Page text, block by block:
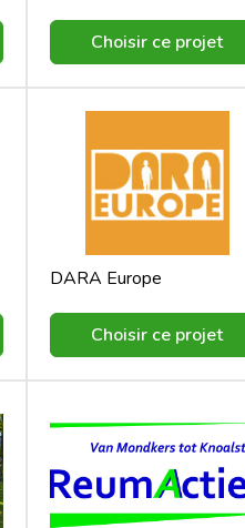
Choisir ce projet
DARA Europe
Choisir ce projet